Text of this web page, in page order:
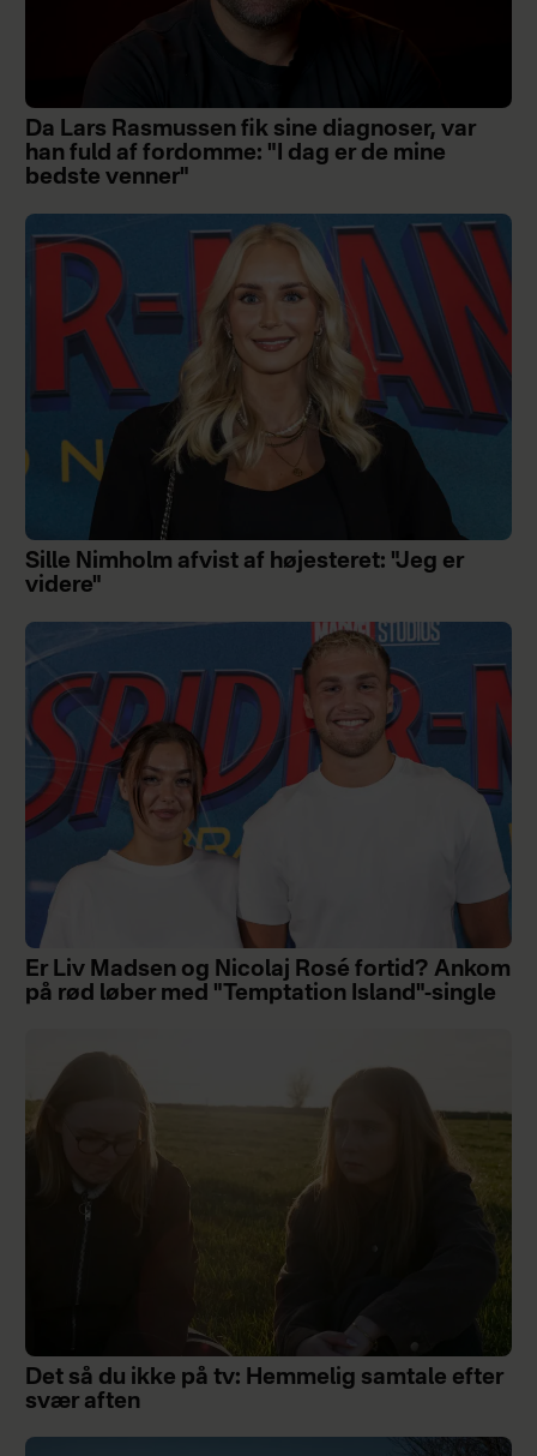
Da Lars Rasmussen fik sine diagnoser, var
han fuld af fordomme: "I dag er de mine
bedste venner"
Sille Nimholm afvist af højesteret: "Jeg er
videre"
Er Liv Madsen og Nicolaj Rosé fortid? Ankom
på rød løber med "Temptation Island"-single
Det så du ikke på tv: Hemmelig samtale efter
svær aften